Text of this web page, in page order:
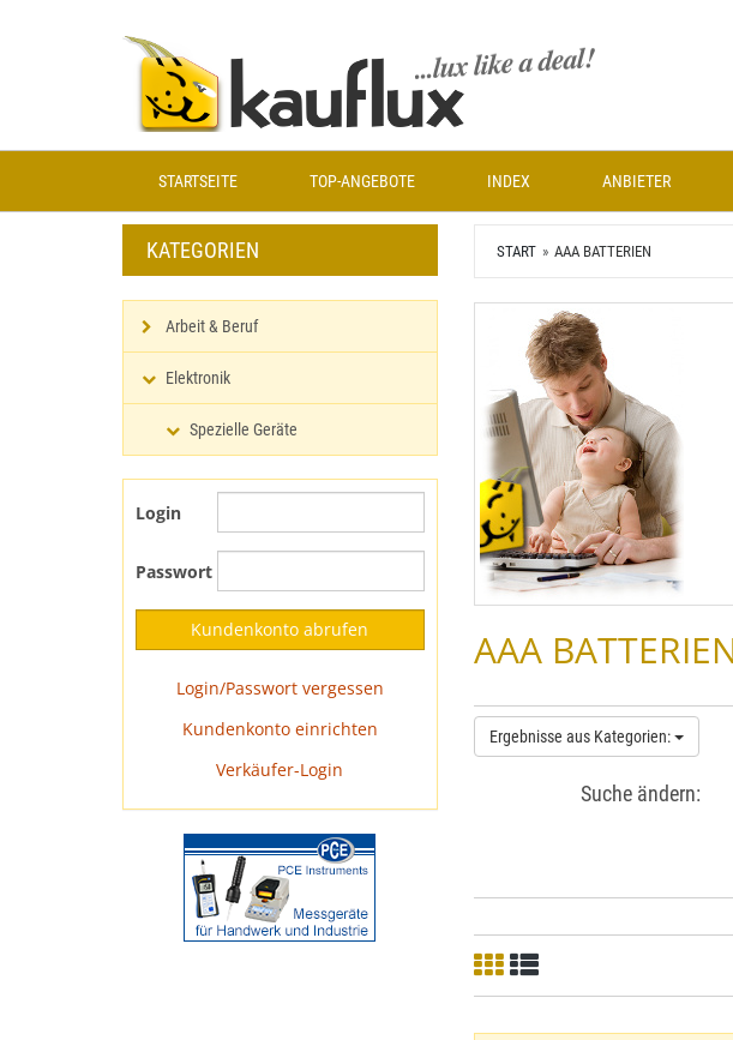
STARTSEITE TOP-ANGEBOTE INDEX ANBIETER
START AAA BATTERIEN
AAA
Ergebnisse aus Kategorien:
Suche ändern:
KATEGORIEN
Arbeit & Beruf
Elektronik
Spezielle Geräte
Login
Passwort
Login/Passwort vergessen
Kundenkonto einrichten
Verkäufer-Login